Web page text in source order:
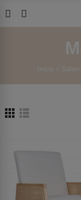
Inicio